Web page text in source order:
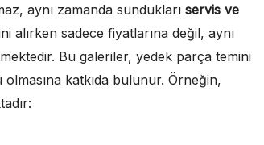
aynı zamanda sundukları servis ve
alırken sadece fiyatlarına değil, aynı
Bu galeriler, yedek parça temini
katkıda bulunur. Örneğin,